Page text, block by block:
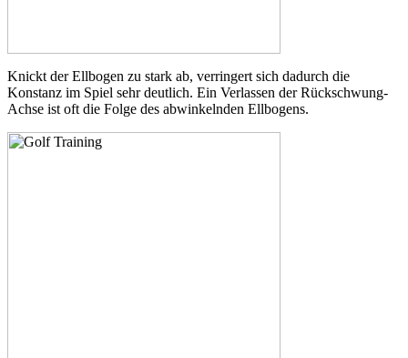
Knickt der Ellbogen zu stark ab, verringert sich dadurch die
Konstanz im Spiel sehr deutlich. Ein Verlassen der Rückschwung-
Achse ist oft die Folge des abwinkelnden Ellbogens.